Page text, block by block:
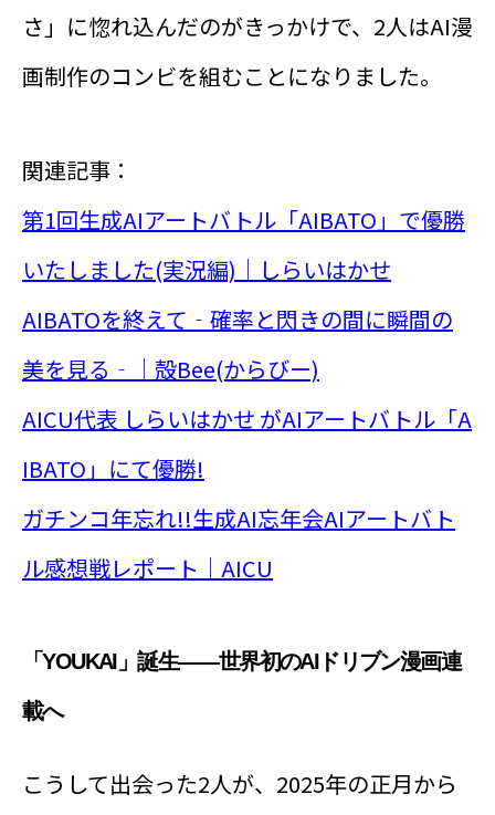
さ」に惚れ込んだのがきっかけで、2人はAI漫
画制作のコンビを組むことになりました。
関連記事：
第1回生成AIアートバトル「AIBATO」で優勝
いたしました(実況編)｜しらいはかせ
AIBATOを終えて‐確率と閃きの間に瞬間の
美を見る‐｜殻Bee(からびー)
AICU代表 しらいはかせ がAIアートバトル「A
IBATO」にて優勝!
ガチンコ年忘れ!!生成AI忘年会AIアートバト
ル感想戦レポート｜AICU
「YOUKAI」誕生——世界初のAIドリブン漫画連
載へ
こうして出会った2人が、2025年の正月から